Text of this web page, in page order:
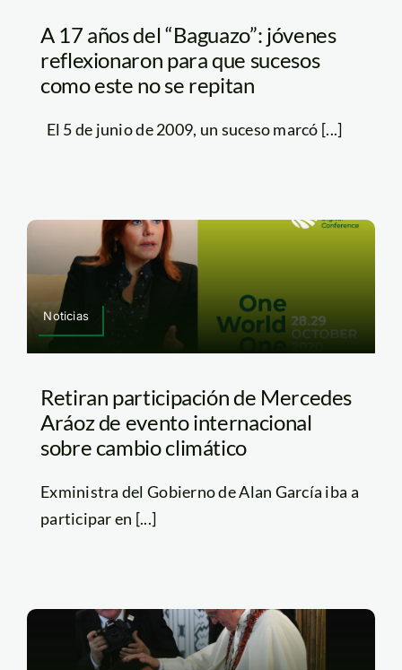
A 17 años del “Baguazo”: jóvenes
reflexionaron para que sucesos
como este no se repitan
El 5 de junio de 2009, un suceso marcó [...]
Noticias
Retiran participación de Mercedes
Aráoz de evento internacional
sobre cambio climático
Exministra del Gobierno de Alan García iba a
participar en [...]